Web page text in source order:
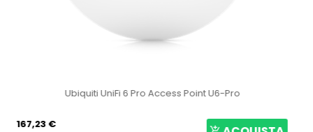
Ubiquiti LiteBeam 5AC Gen2 LBE-5AC-GEN2
64,15 €